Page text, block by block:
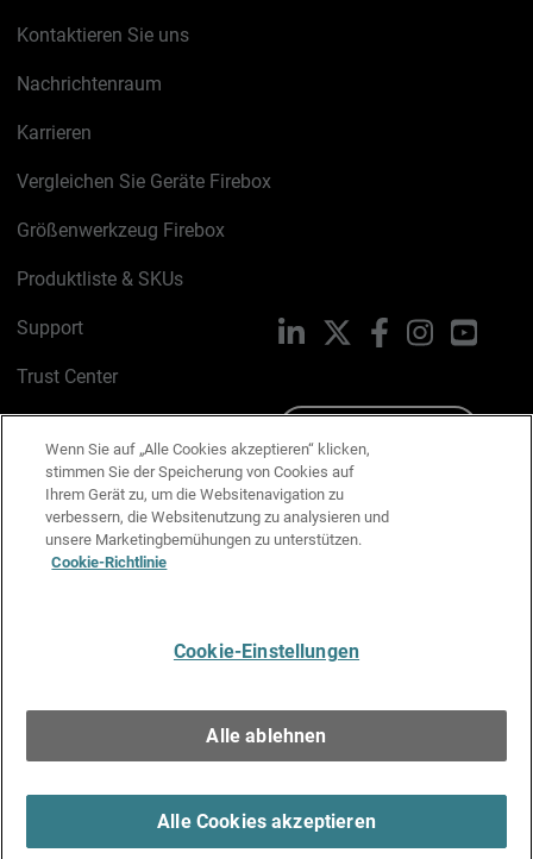
Kontaktieren Sie uns
Nachrichtenraum
Karrieren
Vergleichen Sie Geräte Firebox
Größenwerkzeug Firebox
Produktliste & SKUs
Support
Trust Center
Cookie-Richtlinie
Datenschutzrichtlinie
Media & Brand Kit
LinkedIn FacebookInstagram
Wenn Sie auf „Alle Cookies akzeptieren“ klicken,
stimmen Sie der Speicherung von Cookies auf
Ihrem Gerät zu, um die Websitenavigation zu
verbessern, die Websitenutzung zu analysieren und
unsere Marketingbemühungen zu unterstützen.
Cookie-Richtlinie
Cookie-Einstellungen
Alle ablehnen
Alle Cookies akzeptieren